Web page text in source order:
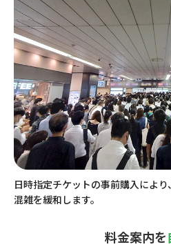
日時指定チケットの事前購入によ
混雑を緩和します。
料金案内を